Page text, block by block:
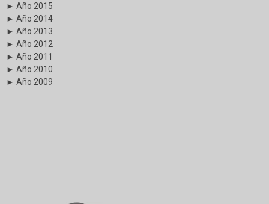
► Año 2015
► Año 2014
► Año 2013
► Año 2012
► Año 2011
► Año 2010
► Año 2009